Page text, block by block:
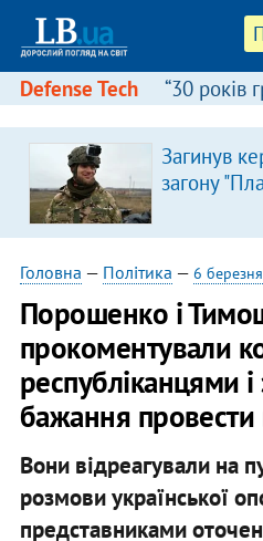
Defense Tech “30 років
Загинув
загону
Головна — Політика — 6
Порошенко і
прокоментували
республіканцями
бажання
Вони відреагували на
розмови української
представниками